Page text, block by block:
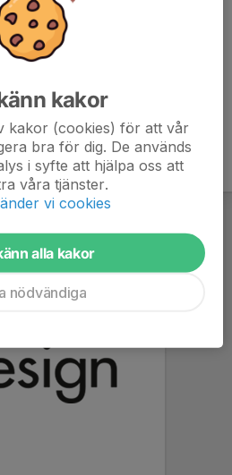
kakor
kakor (cookies) för att vår
bra för dig. De används
i syfte att hjälpa oss att
våra tjänster.
vi cookies
alla kakor
nödvändiga